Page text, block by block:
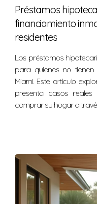
pero muchas
¿Qué beneficios
Puedes acceder a
y mejores condiciones
certificado al
¿Puedo hacer el
Sí, muchos
financieras.
Nací y crecí en el
cómo la educación
Préstamos
financiamiento
residentes
Los préstamos
para quienes no
Miami. Este artículo
presenta casos
comprar su hogar a